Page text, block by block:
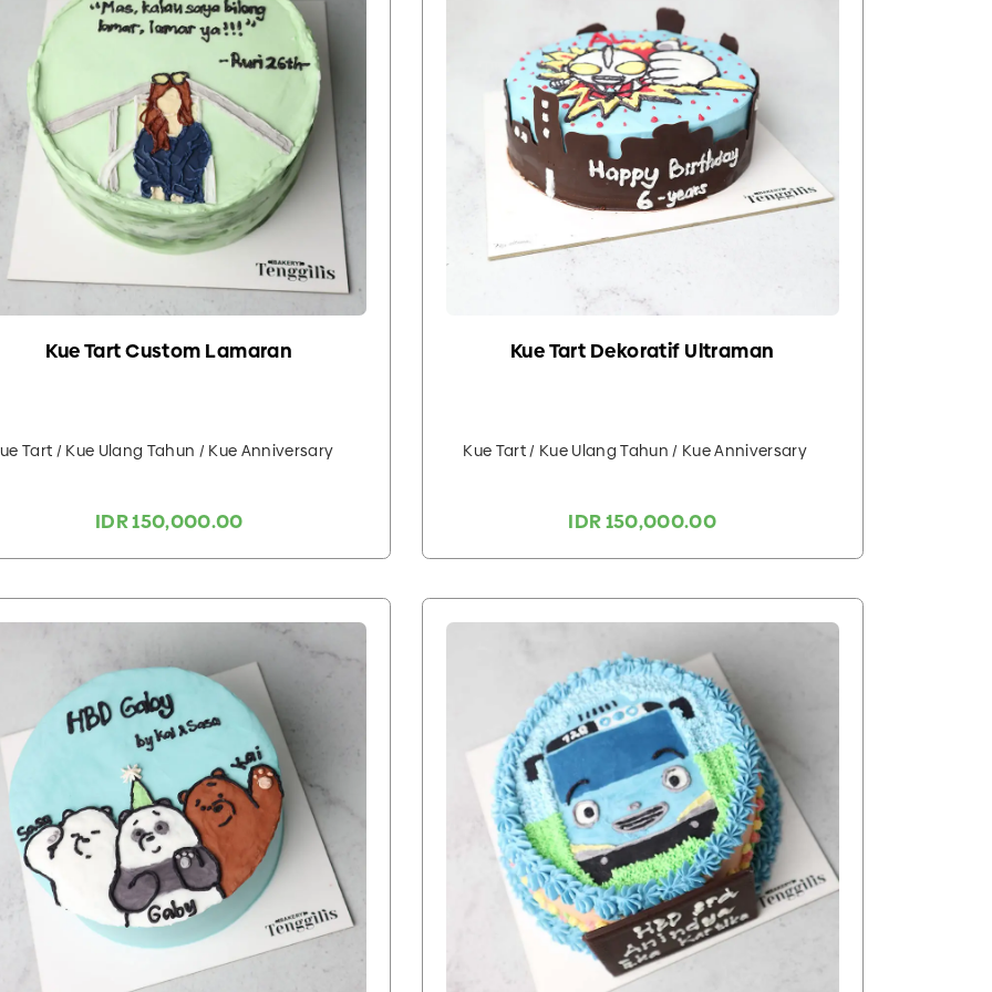
Kue Tart Custom Lamaran
Tart / Kue Ulang Tahun / Kue Anniversary
IDR 150,000.00
Kue Tart Dekoratif Ultraman
Kue Tart / Kue Ulang Tahun / Kue Anniversary
IDR 150,000.00